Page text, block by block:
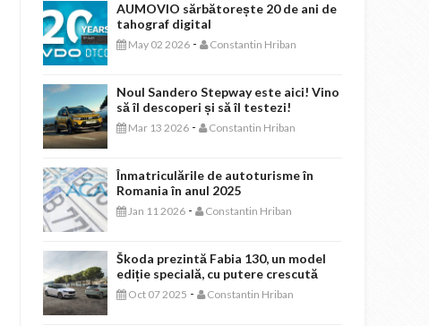
AUMOVIO sărbătorește 20 de ani de
tahograf digital
May 02 2026 - Constantin Hriban
Noul Sandero Stepway este aici! Vino
să îl descoperi și să îl testezi!
Mar 13 2026 - Constantin Hriban
Înmatriculările de autoturisme în
Romania în anul 2025
Jan 11 2026 - Constantin Hriban
Škoda prezintă Fabia 130, un model
ediție specială, cu putere crescută
Oct 07 2025 - Constantin Hriban